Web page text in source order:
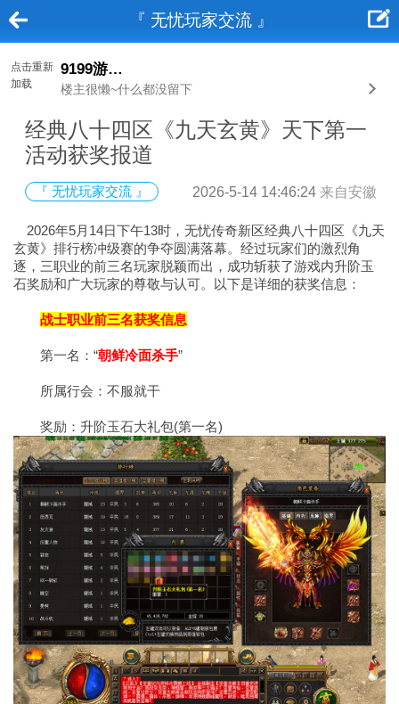
『 无忧玩家交流 』
点击重新
加载
9199游戏平台
楼主很懒~什么都没留下
经典八十四区《九天玄黄》天下第一
活动获奖报道
『 无忧玩家交流 』 2026-5-14 14:46:24来自安徽
2026年5月14日下午13时，无忧传奇新区经典八十四区《九天
玄黄》排行榜冲级赛的争夺圆满落幕。经过玩家们的激烈角
逐，三职业的前三名玩家脱颖而出，成功斩获了游戏内升阶玉
石奖励和广大玩家的尊敬与认可。以下是详细的获奖信息：
战士职业前三名获奖信息
第一名：“朝鲜冷面杀手”
所属行会：不服就干
奖励：升阶玉石大礼包(第一名)